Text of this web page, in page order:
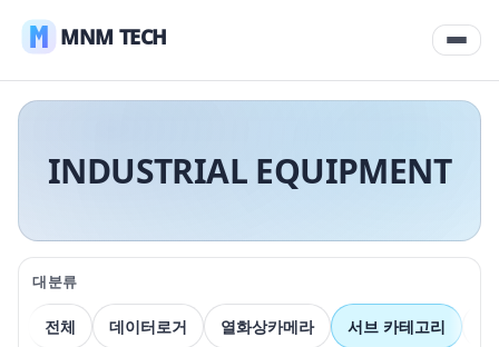
MNM TECH
INDUSTRIAL EQUIPMENT
대분류
전체 데이터로거 열화상카메라 서브 카테고리